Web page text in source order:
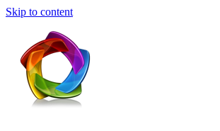
Skip to content